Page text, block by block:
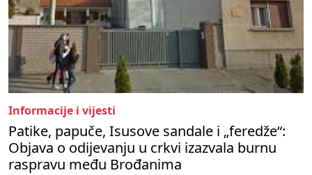
Informacije i vijesti
Patike, papuče, Isusove sandale i „feredže“:
Objava o odijevanju u crkvi izazvala burnu
raspravu među Brođanima